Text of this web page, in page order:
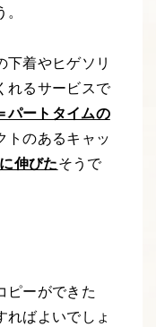
着やヒゲソリ
れるサービスで
ートタイムの
トのあるキャッ
伸びたそうで
ピーができた
ればよいでしょ